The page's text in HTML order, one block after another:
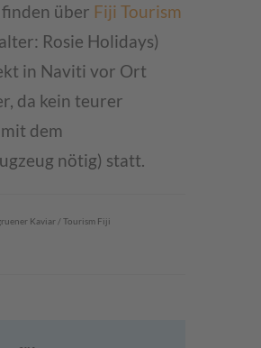
über Fiji Tourism
Rosie Holidays)
in Naviti vor Ort
da kein teurer
dem
nötig) statt.
Kaviar / Tourism Fiji